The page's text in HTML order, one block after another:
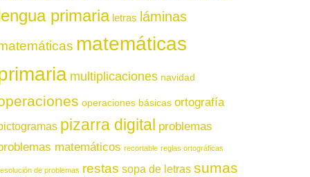
primaria letras láminas
matemáticas
multiplicaciones navidad
operaciones básicas ortografía
pizarra digital problemas
matemáticos recortable reglas ortográficas
de problemas restas sopa de letras sumas